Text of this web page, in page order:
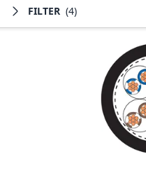
FILTER (4)